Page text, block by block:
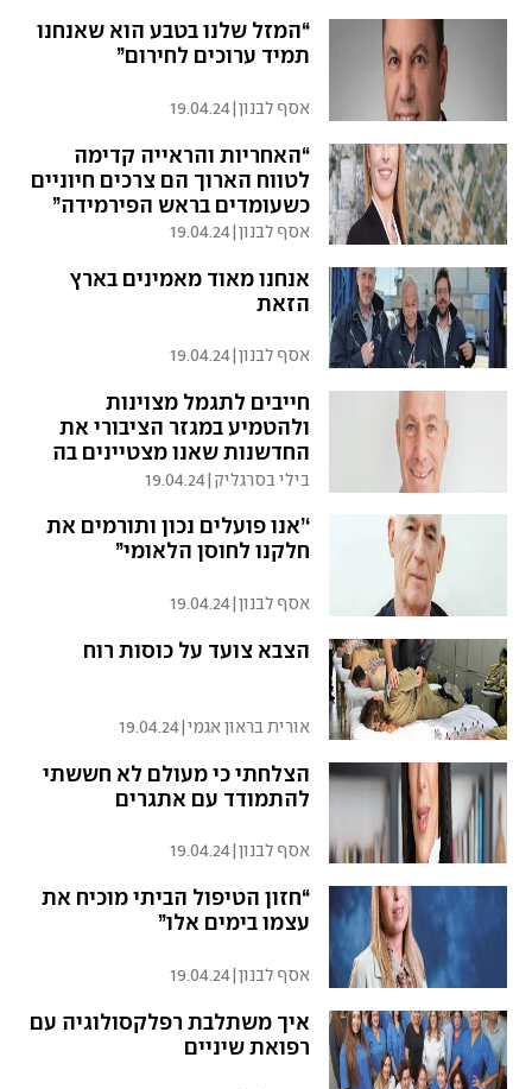
“המזל שלנו בטבע הוא שאנחנו
תמיד ערוכים לחירום”
אסף לבנון|
19.04.24
“האחריות והראייה קדימה
לטווח הארוך הם צרכים חיוניים
כשעומדים בראש הפירמידה”
אסף לבנון|
19.04.24
אנחנו מאוד מאמינים בארץ
הזאת
אסף לבנון|
19.04.24
חייבים לתגמל מצוינות
ולהטמיע במגזר הציבורי את
החדשנות שאנו מצטיינים בה
במגזר הפרטי
בילי בסרגליק 19.04.24
‘’אנו פועלים נכון ותורמים את
חלקנו לחוסן הלאומי”
אסף לבנון|
19.04.24
הצבא צועד על כוסות רוח
אורית בראון אגמי|
19.04.24
הצלחתי כי מעולם לא חששתי
להתמודד עם אתגרים
אסף לבנון|
19.04.24
“חזון הטיפול הביתי מוכיח את
עצמו בימים אלו”
אסף לבנון|
19.04.24
איך משתלבת רפלקסולוגיה עם
רפואת שיניים